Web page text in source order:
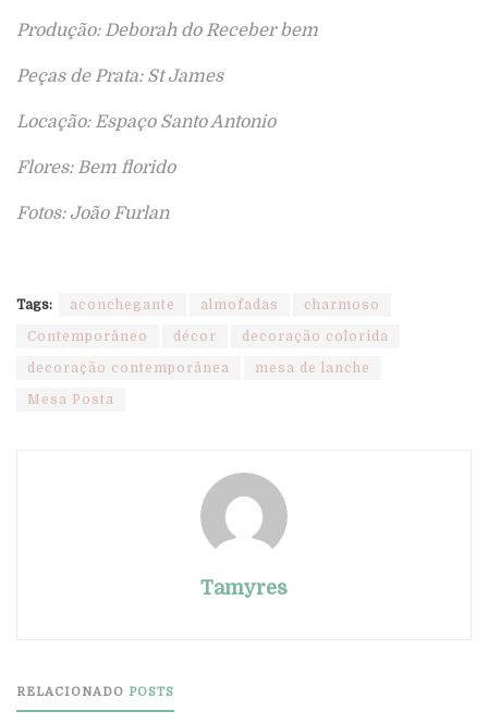
Produção: Deborah do Receber bem
Peças de Prata: St James
Locação: Espaço Santo Antonio
Flores: Bem florido
Fotos: João Furlan
Tags: aconchegante almofadas charmoso
Contemporâneo décor decoração colorida
decoração contemporânea mesa de lanche
Mesa Posta
Tamyres
RELACIONADO POSTS